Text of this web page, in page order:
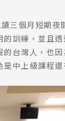
三個月短期
訓練，並且
台灣人，也
中上級課程